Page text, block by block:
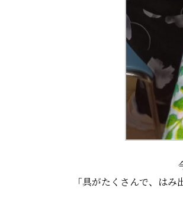
「具がたくさんで、は